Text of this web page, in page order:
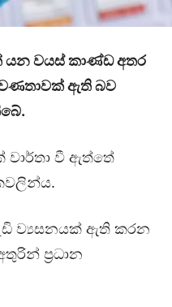
යන වයස් කාණ්ඩ අතර
ඇති බව
වාර්තා වී ඇත්තේ
ව්‍යසනයක් ඇති කරන
ප්‍රධාන